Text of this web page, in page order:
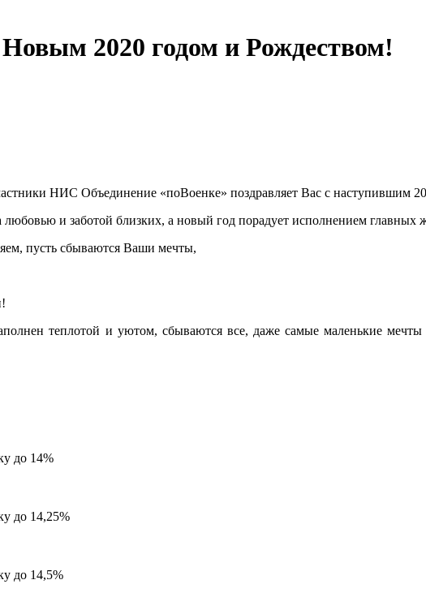
2020 годом и Рождеством!
НИС Объединение «поВоенке» поздравляет Вас с наступившим
любовью и заботой близких, а новый год порадует исполнением главных
пусть сбываются Ваши мечты,
теплотой и уютом, сбываются все, даже самые маленькие
до 14%
до 14,25%
до 14,5%